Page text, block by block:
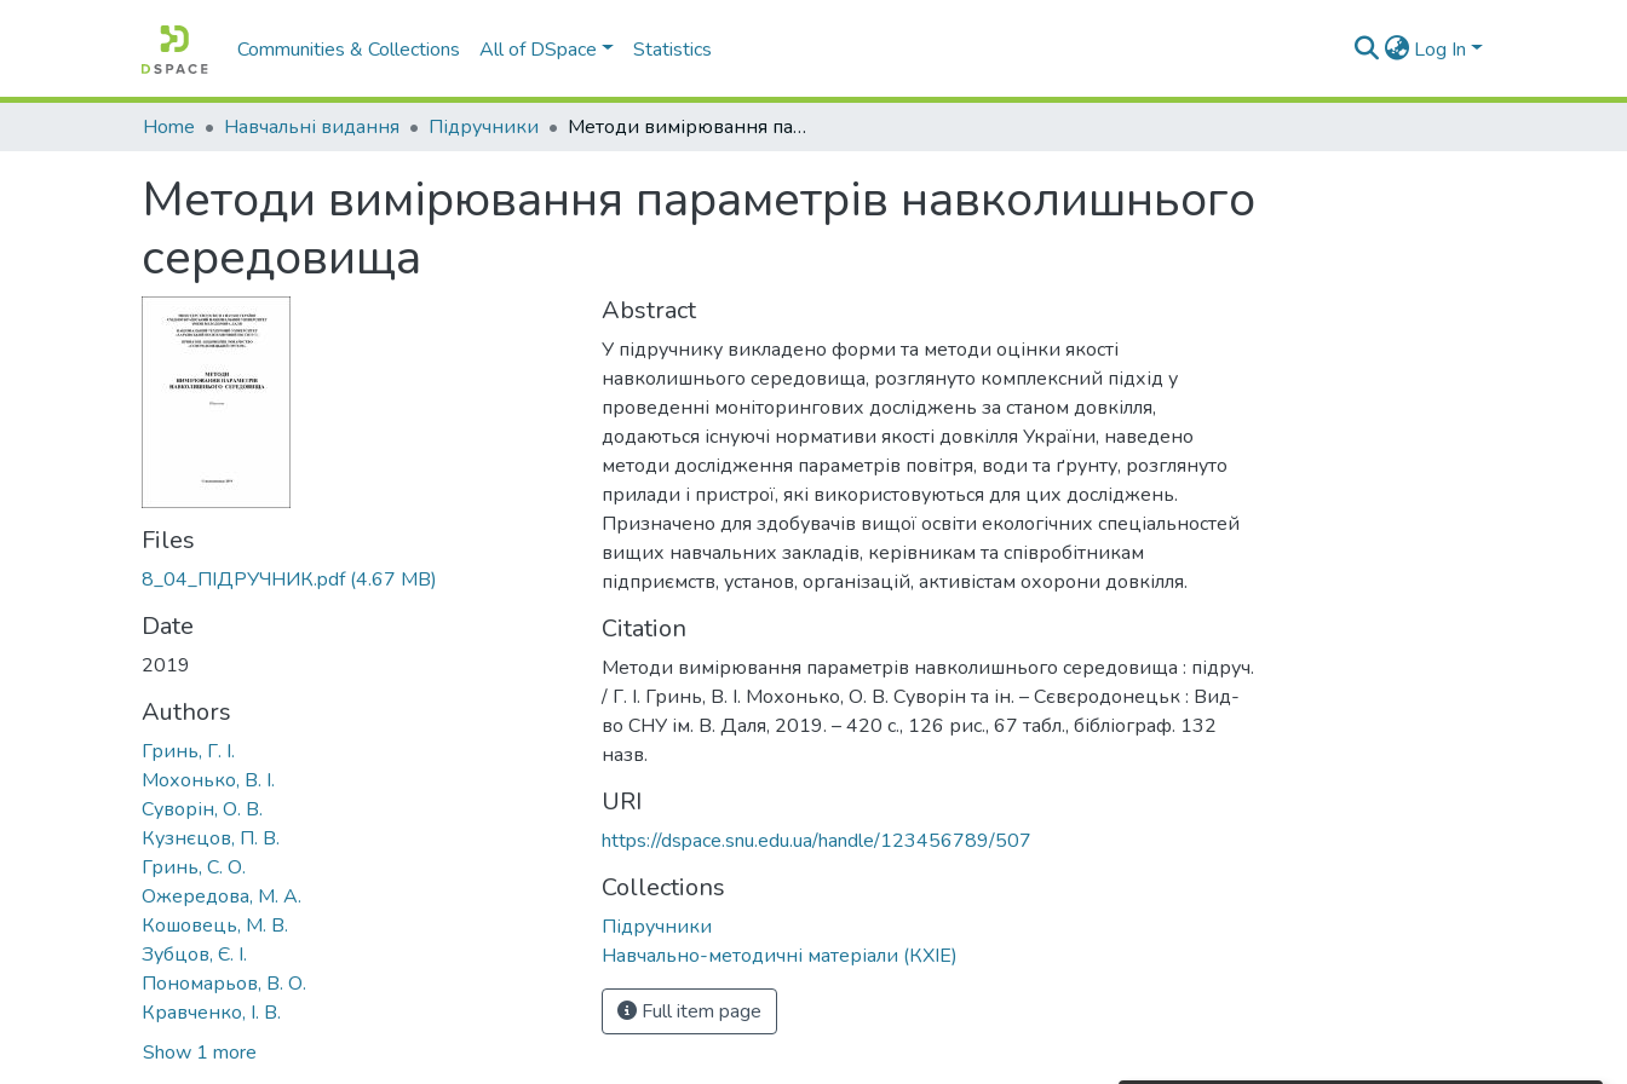
Communities & Collections All of DSpace Statistics Log In
Home Навчальні видання Підручники Методи вимірювання параметрів навколишнього середовища
Методи вимірювання параметрів навколишнього
середовища
Files
8_04_ПІДРУЧНИК.pdf(4.67 MB)
Date
2019
Authors
Гринь, Г. І.
Мохонько, В. І.
Суворін, О. В.
Кузнєцов, П. В.
Гринь, С. О.
Ожередова, М. А.
Кошовець, М. В.
Зубцов, Є. І.
Пономарьов, В. О.
Кравченко, І. В.
Show 1 more
Abstract
У підручнику викладено форми та методи оцінки якості
навколишнього середовища, розглянуто комплексний підхід у
проведенні моніторингових досліджень за станом довкілля,
додаються існуючі нормативи якості довкілля України, наведено
методи дослідження параметрів повітря, води та ґрунту, розглянуто
прилади і пристрої, які використовуються для цих досліджень.
Призначено для здобувачів вищої освіти екологічних спеціальностей
вищих навчальних закладів, керівникам та співробітникам
підприємств, установ, організацій, активістам охорони довкілля.
Citation
Методи вимірювання параметрів навколишнього середовища : підруч.
/ Г. І. Гринь, В. І. Мохонько, О. В. Суворін та ін. – Сєвєродонецьк : Вид-
во СНУ ім. В. Даля, 2019. – 420 с., 126 рис., 67 табл., бібліограф. 132
назв.
URI
https://dspace.snu.edu.ua/handle/123456789/507
Collections
Підручники
Навчально-методичні матеріали (КХІЕ)
Full item page